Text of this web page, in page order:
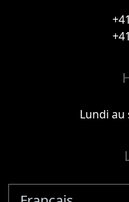
Lundi au